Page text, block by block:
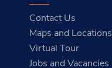
Contact Us
Maps and Locations
Virtual Tour
Jobs and Vacancies